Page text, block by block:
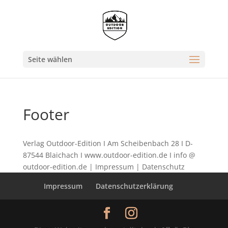
Seite wählen
Footer
Verlag Outdoor-Edition I Am Scheibenbach 28 I D-
87544 Blaichach I www.outdoor-edition.de I info @
outdoor-edition.de | Impressum | Datenschutz
Impressum
Datenschutzerklärung